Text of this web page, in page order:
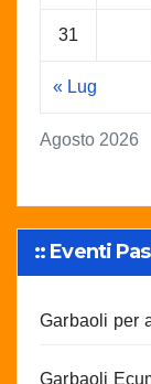
Agosto 2026
31
« Lug
:: Eventi
Garbaoli per
Garbaoli